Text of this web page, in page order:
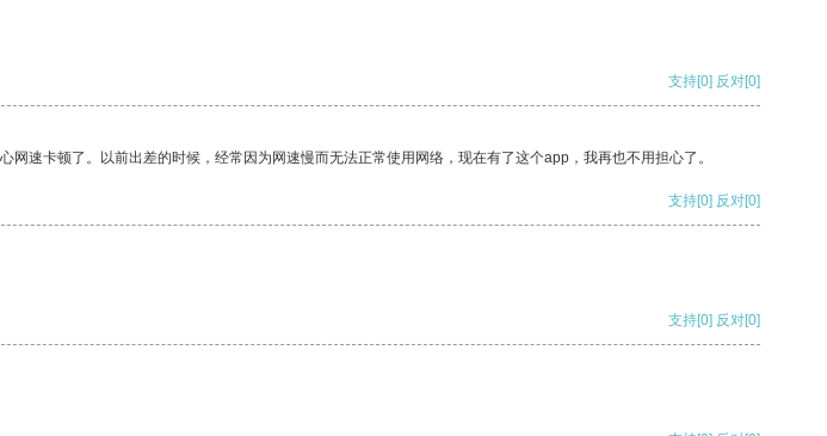
支持[0] 反对[0]
速卡顿了。以前出差的时候，经常因为网速慢而无法正常使用网络，现在有了这个app，我再也不用担心了。
支持[0] 反对[0]
支持[0] 反对[0]